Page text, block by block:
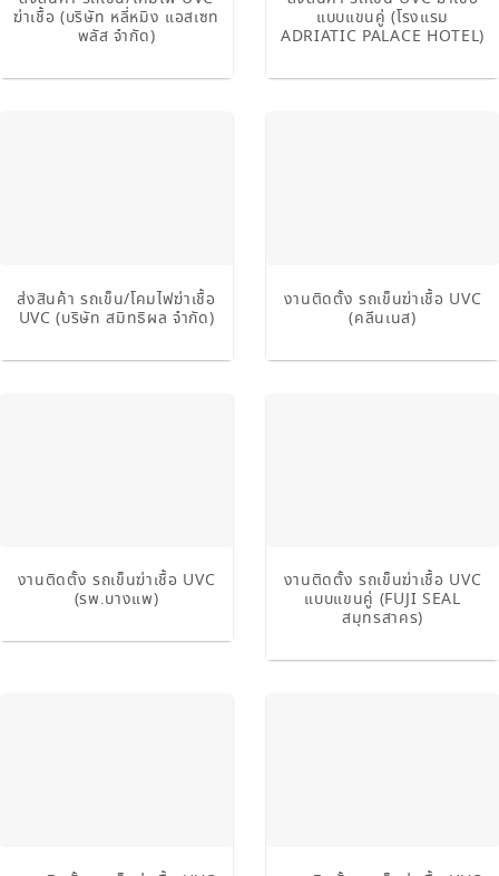
ฆ่าเชื้อ (บริษัท หลี่หมิง แอสเซท
พลัส จำกัด)
แบบแขนคู่ (โรงแรม
ADRIATIC PALACE HOTEL)
ส่งสินค้า รถเข็น/โคมไฟฆ่าเชื้อ
UVC (บริษัท สมิทธิผล จํากัด)
งานติดตั้ง รถเข็นฆ่าเชื้อ UVC
(คลีนเนส)
งานติดตั้ง รถเข็นฆ่าเชื้อ UVC
(รพ.บางแพ)
งานติดตั้ง รถเข็นฆ่าเชื้อ UVC
แบบแขนคู่ (FUJI SEAL
สมุทรสาคร)